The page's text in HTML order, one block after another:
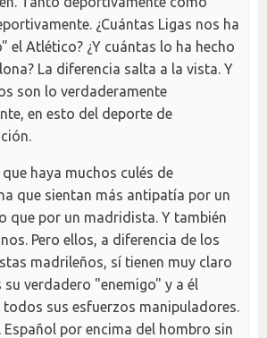
¿Cuántas Ligas nos ha
el Atlético? ¿Y cuántas lo ha hecho
La diferencia salta a la vista. Y
son lo verdaderamente
en esto del deporte de
haya muchos culés de
que sientan más antipatía por un
que por un madridista. Y también
Pero ellos, a diferencia de los
madrileños, sí tienen muy claro
su verdadero "enemigo" y a él
todos sus esfuerzos manipuladores.
Español por encima del hombro sin